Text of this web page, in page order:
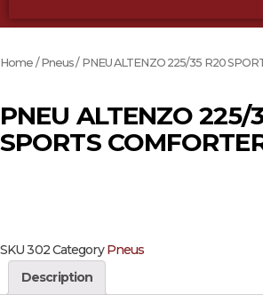
Home /Pneus/ PNEU ALTENZO 225/35 R20
PNEU ALTENZO 225/
SPORTS
SKU302Category Pneus
Description